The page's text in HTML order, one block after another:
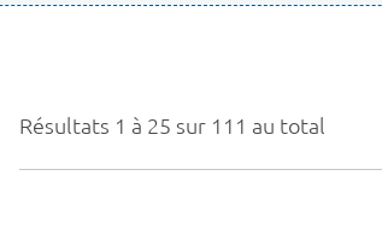
Résultats 1 à 25 sur 111 au total